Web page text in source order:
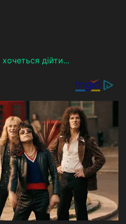
дійти...